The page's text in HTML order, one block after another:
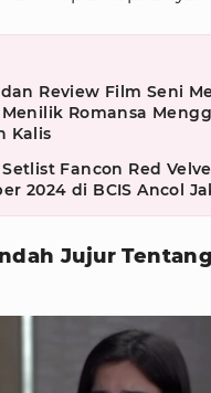
Review Film Seni
Menilik Romansa
Kalis
Fancon Red
2024 di BCIS Ancol
Jujur